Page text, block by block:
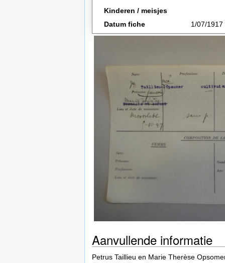
Kinderen / meisjes
Datum fiche
1/07/1917
Aanvullende informatie
Petrus Taillieu en Marie Therèse